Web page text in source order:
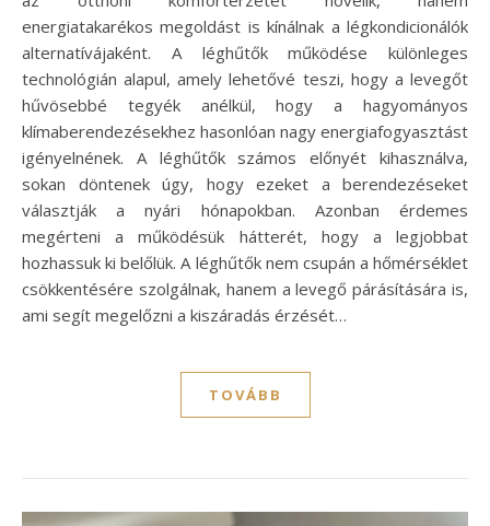
energiatakarékos megoldást is kínálnak a légkondicionálók
alternatívájaként. A léghűtők működése különleges
technológián alapul, amely lehetővé teszi, hogy a levegőt
hűvösebbé tegyék anélkül, hogy a hagyományos
klímaberendezésekhez hasonlóan nagy energiafogyasztást
igényelnének. A léghűtők számos előnyét kihasználva,
sokan döntenek úgy, hogy ezeket a berendezéseket
választják a nyári hónapokban. Azonban érdemes
megérteni a működésük hátterét, hogy a legjobbat
hozhassuk ki belőlük. A léghűtők nem csupán a hőmérséklet
csökkentésére szolgálnak, hanem a levegő párásítására is,
ami segít megelőzni a kiszáradás érzését…
TOVÁBB